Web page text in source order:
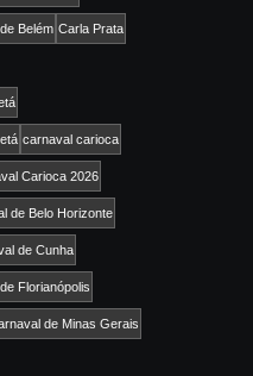
Belém Carla Prata
carnaval carioca
Carioca 2026
de Belo Horizonte
de Cunha
Florianópolis
de Minas Gerais